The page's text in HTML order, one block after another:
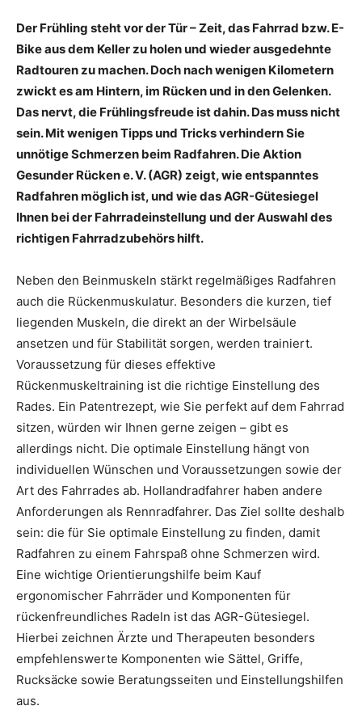
Der Frühling steht vor der Tür – Zeit, das Fahrrad bzw. E-
Bike aus dem Keller zu holen und wieder ausgedehnte
Radtouren zu machen. Doch nach wenigen Kilometern
zwickt es am Hintern, im Rücken und in den Gelenken.
Das nervt, die Frühlingsfreude ist dahin. Das muss nicht
sein. Mit wenigen Tipps und Tricks verhindern Sie
unnötige Schmerzen beim Radfahren. Die Aktion
Gesunder Rücken e. V. (AGR) zeigt, wie entspanntes
Radfahren möglich ist, und wie das AGR-Gütesiegel
Ihnen bei der Fahrradeinstellung und der Auswahl des
richtigen Fahrradzubehörs hilft.
Neben den Beinmuskeln stärkt regelmäßiges Radfahren
auch die Rückenmuskulatur. Besonders die kurzen, tief
liegenden Muskeln, die direkt an der Wirbelsäule
ansetzen und für Stabilität sorgen, werden trainiert.
Voraussetzung für dieses effektive
Rückenmuskeltraining ist die richtige Einstellung des
Rades. Ein Patentrezept, wie Sie perfekt auf dem Fahrrad
sitzen, würden wir Ihnen gerne zeigen – gibt es
allerdings nicht. Die optimale Einstellung hängt von
individuellen Wünschen und Voraussetzungen sowie der
Art des Fahrrades ab. Hollandradfahrer haben andere
Anforderungen als Rennradfahrer. Das Ziel sollte deshalb
sein: die für Sie optimale Einstellung zu finden, damit
Radfahren zu einem Fahrspaß ohne Schmerzen wird.
Eine wichtige Orientierungshilfe beim Kauf
ergonomischer Fahrräder und Komponenten für
rückenfreundliches Radeln ist das AGR-Gütesiegel.
Hierbei zeichnen Ärzte und Therapeuten besonders
empfehlenswerte Komponenten wie Sättel, Griffe,
Rucksäcke sowie Beratungsseiten und Einstellungshilfen
aus.